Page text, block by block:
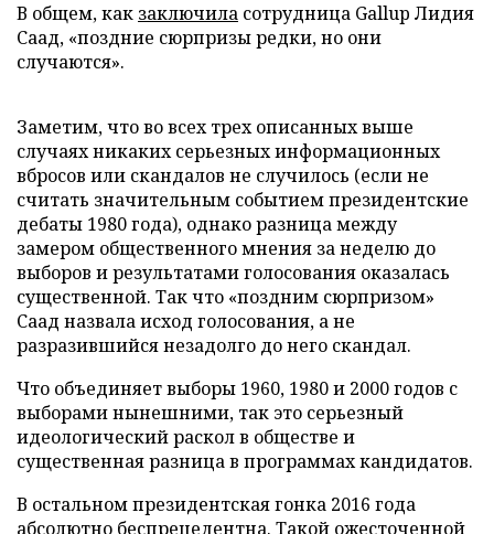
В общем, как заключила сотрудница Gallup Лидия
Саад, «поздние сюрпризы редки, но они
случаются».
Заметим, что во всех трех описанных выше
случаях никаких серьезных информационных
вбросов или скандалов не случилось (если не
считать значительным событием президентские
дебаты 1980 года), однако разница между
замером общественного мнения за неделю до
выборов и результатами голосования оказалась
существенной. Так что «поздним сюрпризом»
Саад назвала исход голосования, а не
разразившийся незадолго до него скандал.
Что объединяет выборы 1960, 1980 и 2000 годов с
выборами нынешними, так это серьезный
идеологический раскол в обществе и
существенная разница в программах кандидатов.
В остальном президентская гонка 2016 года
абсолютно беспрецедентна. Такой ожесточенной